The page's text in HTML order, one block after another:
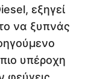
εξηγεί
να ξυπνάς
υπέροχη